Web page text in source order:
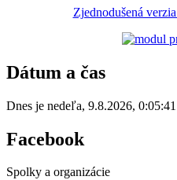
Zjednodušená
Dátum a čas
Dnes je nedeľa, 9.8.2026, 0:05:41
Facebook
Spolky a organizácie